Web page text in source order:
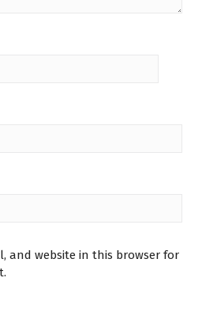
and website in this browser for